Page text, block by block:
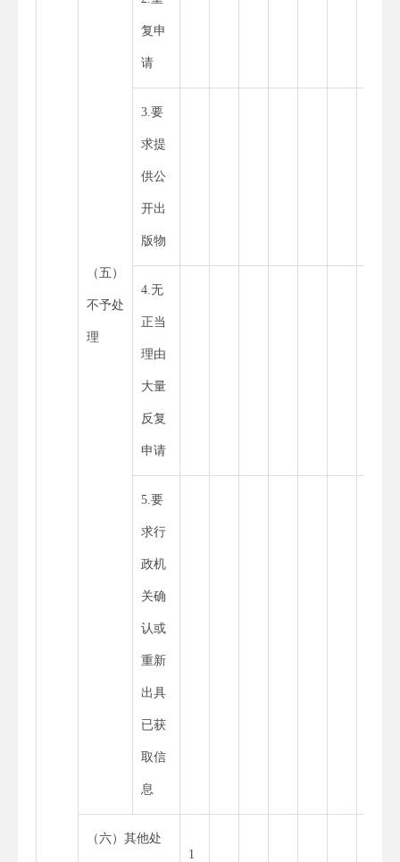
（五）
不予处
理
复申
请
3.要
求提
供公
开出
版物
4.无
正当
理由
大量
反复
申请
5.要
求行
政机
关确
认或
重新
出具
已获
取信
息
（六）其他处
1